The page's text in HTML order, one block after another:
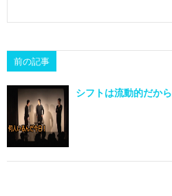
前の記事
シフトは流動的だから